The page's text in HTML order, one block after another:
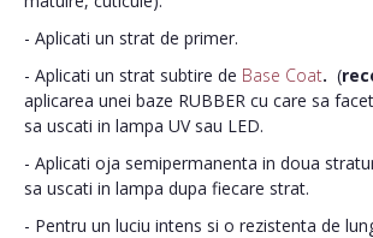
- Aplicati un strat de primer.
- Aplicati un strat subtire de Base Coat. (
aplicarea unei baze RUBBER cu care sa
sa uscati in lampa UV sau LED.
- Aplicati oja semipermanenta in doua
sa uscati in lampa dupa fiecare strat.
- Pentru un luciu intens si o rezistenta de